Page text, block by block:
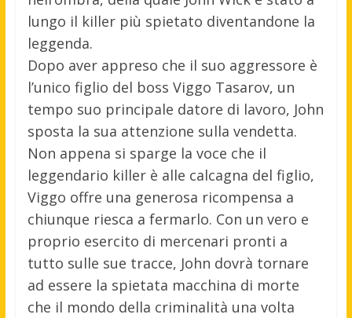
lungo il killer più spietato diventandone la
leggenda.
Dopo aver appreso che il suo aggressore è
l’unico figlio del boss Viggo Tasarov, un
tempo suo principale datore di lavoro, John
sposta la sua attenzione sulla vendetta.
Non appena si sparge la voce che il
leggendario killer è alle calcagna del figlio,
Viggo offre una generosa ricompensa a
chiunque riesca a fermarlo. Con un vero e
proprio esercito di mercenari pronti a
tutto sulle sue tracce, John dovrà tornare
ad essere la spietata macchina di morte
che il mondo della criminalità una volta